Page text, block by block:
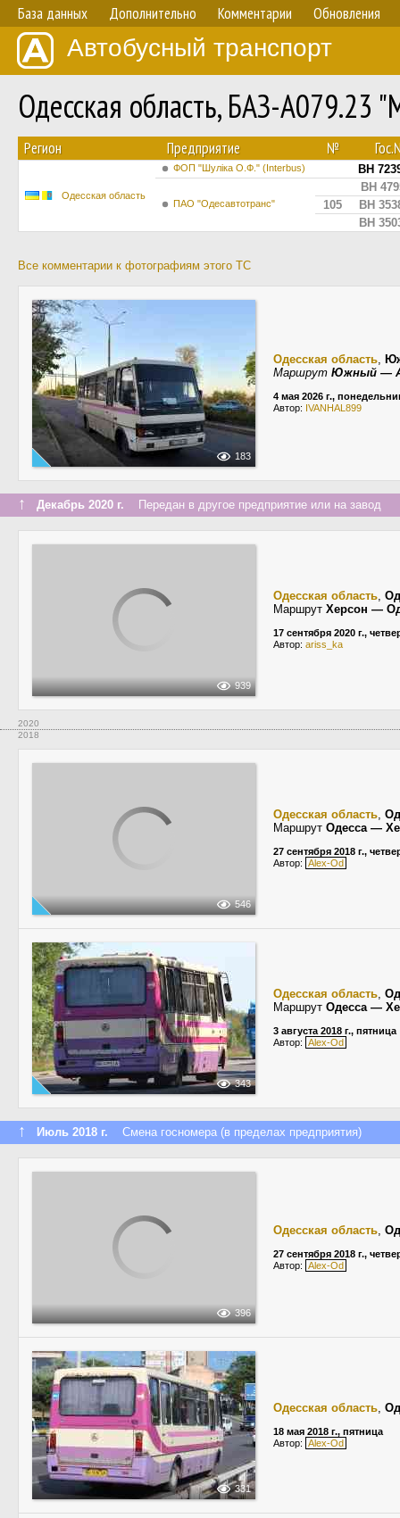
База данных Дополнительно Комментарии Обновления
Автобусный транспорт
Одесская область, БАЗ-А079.23
Регион Предприятие №
Одесская область
ФОП "Шуліка О.Ф." (Interbus) BH
ПАО "Одесавтотранс"
BH
105
BH
BH
Все комментарии к фотографиям этого ТС
183
Одесская область,
Маршрут Южный —
4 мая 2026 г.,
Автор: IVANHAL899
↑ Декабрь 2020 г. Передан в другое предприятие или на завод
939
Одесская область,
Маршрут Херсон —
17 сентября 2020 г.,
Автор: ariss_ka
2020
2018
546
Одесская область,
Маршрут Одесса —
27 сентября 2018 г.,
Автор: Alex-Od
343
Одесская область,
Маршрут Одесса —
3 августа 2018 г., пятница
Автор: Alex-Od
↑ Июль 2018 г. Смена госномера (в пределах предприятия)
396
Одесская область,
27 сентября 2018 г.,
Автор: Alex-Od
331
Одесская область,
18 мая 2018 г., пятница
Автор: Alex-Od